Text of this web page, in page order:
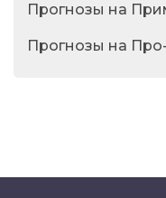
Прогнозы на
Прогнозы на